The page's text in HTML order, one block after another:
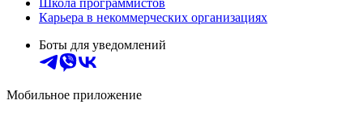
Школа программистов
Карьера в некоммерческих организациях
Боты для уведомлений
Мобильное приложение